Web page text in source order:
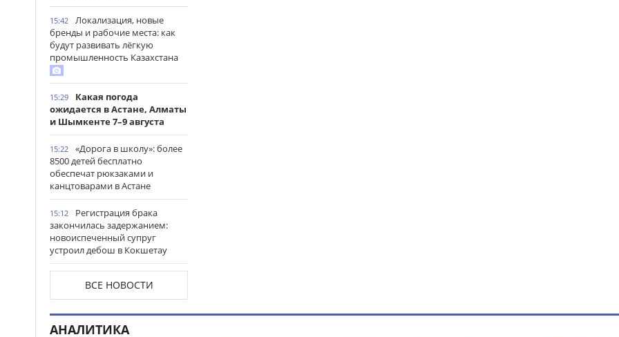
15:42
Локализация, новые
бренды и рабочие места: как
будут развивать лёгкую
промышленность Казахстана
15:29
Какая погода
ожидается в Астане, Алматы
и Шымкенте 7–9 августа
15:22
«Дорога в школу»: более
8500 детей бесплатно
обеспечат рюкзаками и
канцтоварами в Астане
15:12
Регистрация брака
закончилась задержанием:
новоиспеченный супруг
устроил дебош в Кокшетау
Сауран началась реставрация
исторических памятников
14:53
Выезд на встречную
ВСЕ НОВОСТИ
АНАЛИТИКА